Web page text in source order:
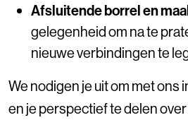
Afsluitende borrel en
gelegenheid om na te
nieuwe verbindingen te
We nodigen je uit om met ons
en je perspectief te delen over